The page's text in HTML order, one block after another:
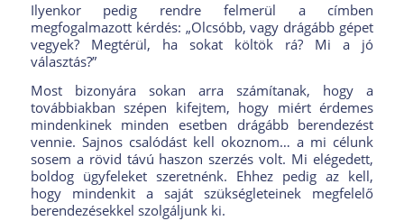
Ilyenkor pedig rendre felmerül a címben
megfogalmazott kérdés: „Olcsóbb, vagy drágább gépet
vegyek? Megtérül, ha sokat költök rá? Mi a jó
választás?”
Most bizonyára sokan arra számítanak, hogy a
továbbiakban szépen kifejtem, hogy miért érdemes
mindenkinek minden esetben drágább berendezést
vennie. Sajnos csalódást kell okoznom… a mi célunk
sosem a rövid távú haszon szerzés volt. Mi elégedett,
boldog ügyfeleket szeretnénk. Ehhez pedig az kell,
hogy mindenkit a saját szükségleteinek megfelelő
berendezésekkel szolgáljunk ki.